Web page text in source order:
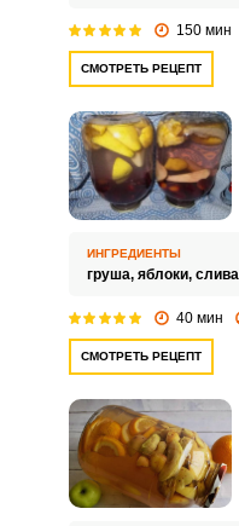
150 мин
СМОТРЕТЬ РЕЦЕПТ
ИНГРЕДИЕНТЫ
груша, яблоки,
40 мин
СМОТРЕТЬ РЕЦЕПТ